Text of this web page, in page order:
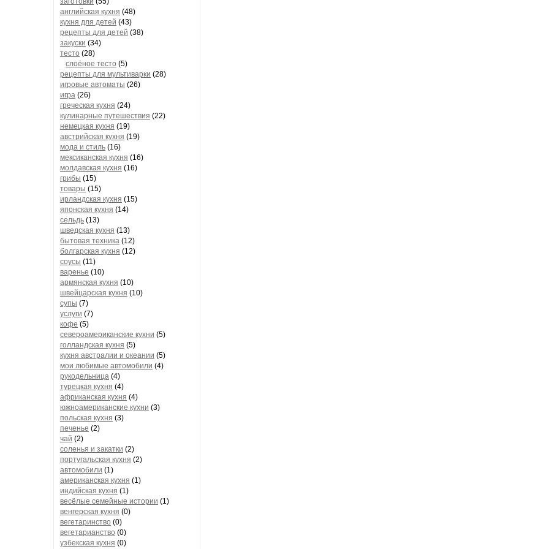
английская кухня (48)
кухня для детей (43)
рецепты для детей (38)
закуски (34)
тесто (28)
слоёное тесто (5)
рецепты для мультиварки (28)
игровые автоматы (26)
игра (26)
греческая кухня (24)
кулинарные путешествия (22)
немецкая кухня (19)
австрийская кухня (19)
мода и стиль (16)
мексиканская кухня (16)
молдавская кухня (16)
грибы (15)
товары (15)
ирландская кухня (15)
японская кухня (14)
сельдь (13)
шведская кухня (13)
бытовая техника (12)
болгарская кухня (12)
соусы (11)
варенье (10)
армянская кухня (10)
швейцарская кухня (10)
супы (7)
услуги (7)
кофе (5)
североамериканские кухни (5)
голландская кухня (5)
кухня австралии и океании (5)
мои любимые автомобили (4)
рукодельница (4)
турецкая кухня (4)
африканская кухня (4)
южноамериканские кухни (3)
польская кухня (3)
печенье (2)
чай (2)
соленья и закатки (2)
португальская кухня (2)
автомобили (1)
американская кухня (1)
индийская кухня (1)
весёлые семейные истории (1)
венгерская кухня (0)
вегетаринство (0)
вегетарианство (0)
узбекская кухня (0)